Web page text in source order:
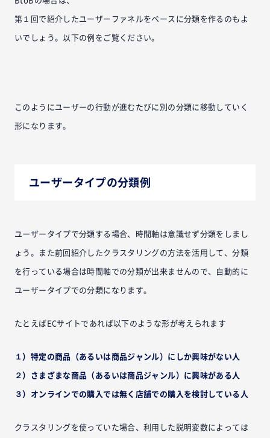
第１回で紹介したユーザーファネルをベースに分類を作るのもよ
いでしょう。以下の例をご覧ください。
このようにユーザーの行動が進むたびに別の分類に移動していく
形になります。
ユーザータイプの分類例
ユーザータイプで分類する場合、時間軸は意識せず分類をしまし
ょう。また前回紹介したクラスタリングの方法を活用して、分類
を行っている場合は時間軸での分類が出来ませんので、自動的に
ユーザータイプでの分類になります。
たとえばECサイトであれば以下のような形が考えられます
１）特定の商品（あるいは商品ジャンル）にしか興味がない人
２）さまざまな商品（あるいは商品ジャンル）に興味がある人
３）オンラインでの購入では無く店舗での購入を検討している人
クラスタリングを使っていた場合、利用した説明変数によっては